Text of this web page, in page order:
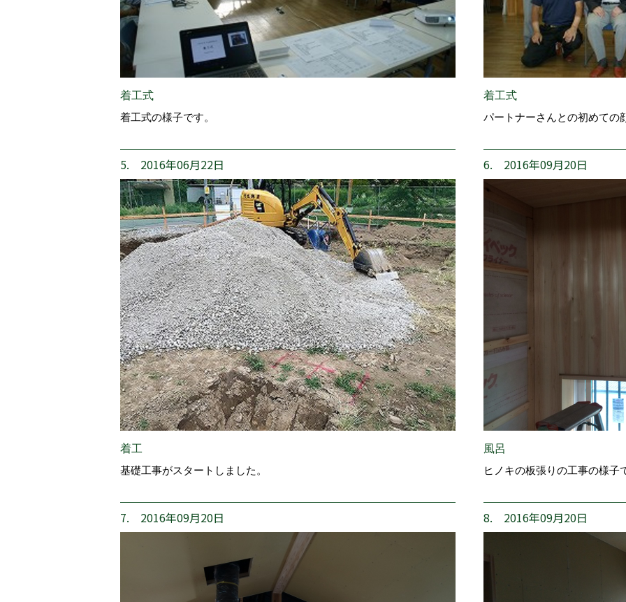
着工式
着工式の様子です。
着工式
パートナーさんとの初めての
5. 2016年06月22日
着工
基礎工事がスタートしました。
6. 2016年09月20日
風呂
ヒノキの板張りの工事の様子
7. 2016年09月20日 8. 2016年09月20日